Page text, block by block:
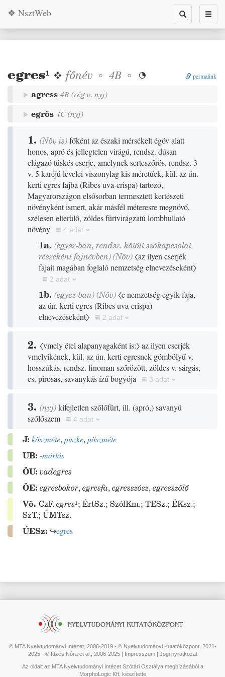
Toggle
search
❖ NsztWeb
egres¹ ❖ főnév ◦ 4B ◦  permalink
agress 4B (rég v. nyj)
egrös 4C (nyj)
1. (Növ is)főként az északi mérsékelt égöv alatt
honos, apró és jellegtelen virágú, rendsz. dúsan
elágazó tüskés cserje, amelynek serteszőrös, rendsz. 3
v. 5 karéjú levelei viszonylag kis méretűek, kül. az ún.
kerti egres fajba (Ribes uva-crispa)tartozó,
Magyarországon elsősorban termesztett kertészeti
növényként ismert, akár másfél méteresre megnövő,
szélesen elterülő, zöldes fürtvirágzatú lombhullató
növény
4 adat
1a. (egysz-ban, rendsz. kötött szókapcsolat
részeként fajnévben)(Növ)〈az ilyen cserjék
fajait magában foglaló nemzetség elnevezéseként〉
2 adat
1b. (egysz-ban)(Növ)〈e nemzetség egyik faja,
az ún. kerti egres(Ribes uva-crispa)
elnevezéseként〉
2 adat
2. 〈vmely étel alapanyagaként is:〉az ilyen cserjék
vmelyikének, kül. az ún. kerti egresnek gömbölyű v.
hosszúkás, rendsz. finoman szőrözött, zöldes v. sárgás,
es. pirosas, savanykás ízű bogyója
3 adat
3. (nyj)kifejletlen szőlőfürt, ill. (apró,)savanyú
szőlőszem
4 adat
J: köszméte,piszke,pöszméte
UB: -mártás
ÖU: vadegres
ÖE: egresbokor,egresfa,egresszósz,egresszőlő
Vö. CzF. egres¹; ÉrtSz.; SzólKm.; TESz.; ÉKsz.;
SzT.; ÚMTsz.
ÚESz: ↪egres
© MTA Nyelvtudományi Intézet, 2006-2019 - © Nyelvtudományi Kutatóközpont, 2021-
2025 - © Ittzés Nóra et al., 2006-2025 | Impresszum| Jogi nyilatkozat
Az oldalt az MTA Nyelvtudományi Intézet Szótári Osztálya megbízásából a
MorphoLogic Kft. készítette